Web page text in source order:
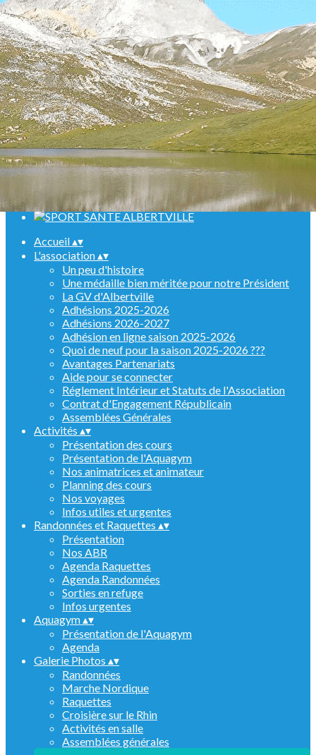
Menu
<
>
Randonnées
Marche Nordique
Raquettes
Croisière sur le Rhin
Activités en salle
Assemblées générales
Ajoutez un logo, un bouton, des réseaux sociaux
Cliquez pour éditer
Accueil▴▾
L'association▴▾
Un peu d'histoire
Une médaille bien méritée pour notre Président
La GV d'Albertville
Adhésions 2025-2026
Adhésions 2026-2027
Adhésion en ligne saison 2025-2026
Quoi de neuf pour la saison 2025-2026 ???
Avantages Partenariats
Aide pour se connecter
Réglement Intérieur et Statuts de l'Association
Contrat d'Engagement Républicain
Assemblées Générales
Activités ▴▾
Présentation des cours
Présentation de l'Aquagym
Nos animatrices et animateur
Planning des cours
Nos voyages
Infos utiles et urgentes
Randonnées et Raquettes ▴▾
Présentation
Nos ABR
Agenda Raquettes
Agenda Randonnées
Sorties en refuge
Infos urgentes
Aquagym▴▾
Présentation de l'Aquagym
Agenda
Galerie Photos ▴▾
Randonnées
Marche Nordique
Raquettes
Croisière sur le Rhin
Activités en salle
Assemblées générales